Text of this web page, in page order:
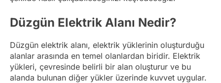
Düzgün Elektrik Alanı Nedir?
Düzgün elektrik alanı, elektrik yüklerinin oluşturduğu
alanlar arasında en temel olanlardan biridir. Elektrik
yükleri, çevresinde belirli bir alan oluşturur ve bu
alanda bulunan diğer yükler üzerinde kuvvet uygular.